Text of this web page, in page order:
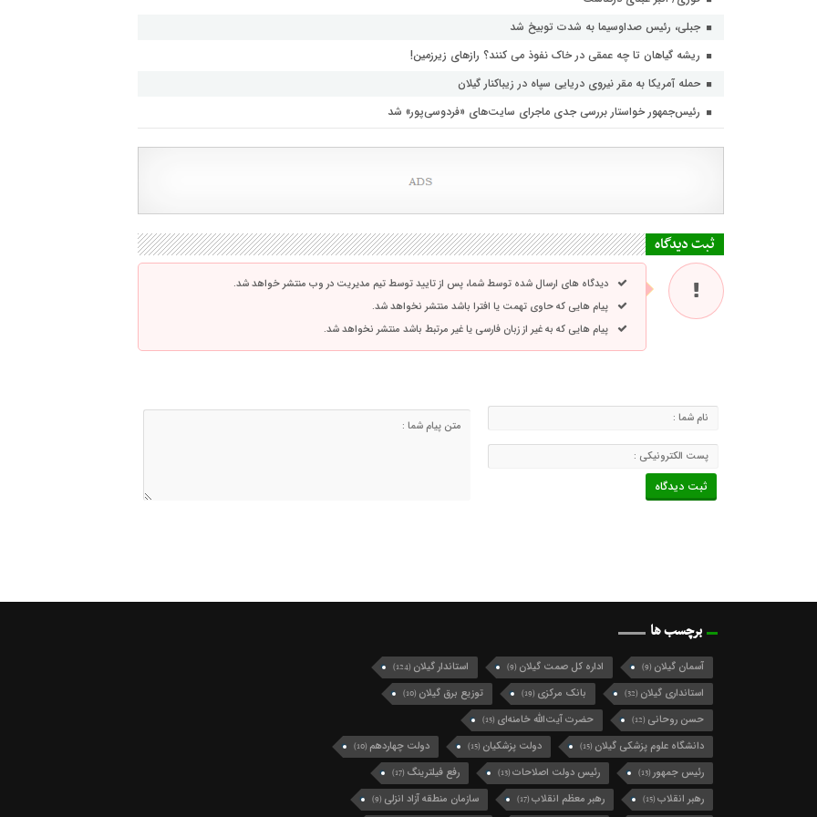
جبلی، رئیس صداوسیما به شدت توبیخ شد
ریشه گیاهان تا چه عمقی در خاک نفوذ می کنند؟ رازهای زیرزمین!
حمله آمریکا به مقر نیروی دریایی سپاه در زیباکنار گیلان
رئیس‌جمهور خواستار بررسی جدی ماجرای سایت‌های «فردوسی‌پور» شد
ثبت دیدگاه
دیدگاه های ارسال شده توسط شما، پس از تایید توسط تیم مدیریت در وب منتشر خواهد شد.
پیام هایی که حاوی تهمت یا افترا باشد منتشر نخواهد شد.
پیام هایی که به غیر از زبان فارسی یا غیر مرتبط باشد منتشر نخواهد شد.
برچسب ها
آسمان گیلان (9) اداره کل صمت گیلان (9) استاندار گیلان (124)
استانداری گیلان (32) بانک مرکزی (19) توزیع برق گیلان (10)
حسن روحانی (12) حضرت آیت‌الله خامنه‌ای (15)
دانشگاه علوم پزشکی گیلان (15) دولت پزشکیان (15) دولت چهاردهم (10)
رئیس جمهور(13) رئیس دولت اصلاحات(13) رفع فیلترینگ (17)
رهبر انقلاب(15) رهبر معظم انقلاب(17) سازمان منطقه آزاد انزلی (9)